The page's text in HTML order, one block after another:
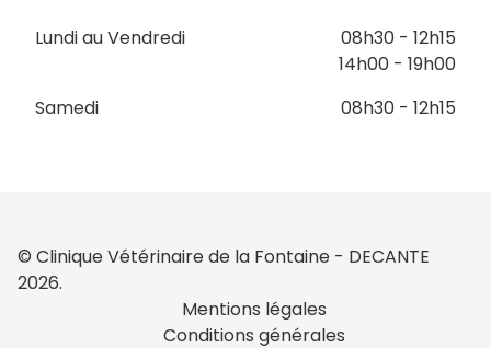
Lundi au Vendredi
08h30 - 12h15
14h00 - 19h00
Samedi
08h30 - 12h15
© Clinique Vétérinaire de la Fontaine - DECANTE
2026.
Mentions légales
Conditions générales